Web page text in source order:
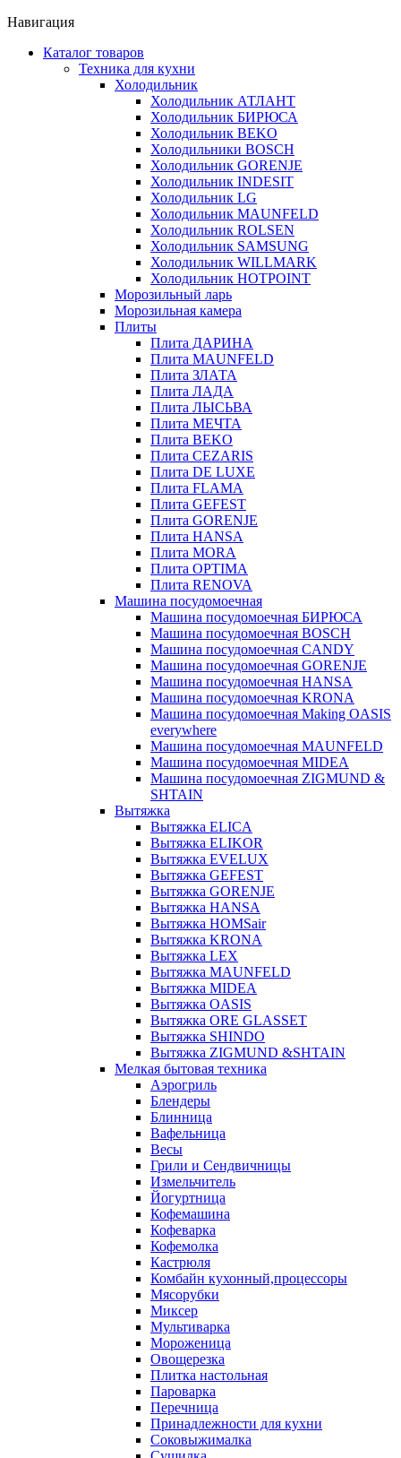
Навигация
Каталог товаров
Техника для кухни
Холодильник
Холодильник АТЛАНТ
Холодильник БИРЮСА
Холодильник BEKO
Холодильники BOSCH
Холодильник GORENJE
Холодильник INDESIT
Холодильник LG
Холодильник MAUNFELD
Холодильник ROLSEN
Холодильник SAMSUNG
Холодильник WILLMARK
Холодильник HOTPOINT
Морозильный ларь
Морозильная камера
Плиты
Плита ДАРИНА
Плита MAUNFELD
Плита ЗЛАТА
Плита ЛАДА
Плита ЛЫСЬВА
Плита МЕЧТА
Плита BEKO
Плита CEZARIS
Плита DE LUXE
Плита FLAMA
Плита GEFEST
Плита GORENJE
Плита HANSA
Плита MORA
Плита OPTIMA
Плита RENOVA
Машина посудомоечная
Машина посудомоечная БИРЮСА
Машина посудомоечная BOSCH
Машина посудомоечная CANDY
Машина посудомоечная GORENJE
Машина посудомоечная HANSA
Машина посудомоечная KRONA
Машина посудомоечная Making OASIS
everywhere
Машина посудомоечная MAUNFELD
Машина посудомоечная MIDEA
Машина посудомоечная ZIGMUND &
SHTAIN
Вытяжка
Вытяжка ELICA
Вытяжка ELIKOR
Вытяжка EVELUX
Вытяжка GEFEST
Вытяжка GORENJE
Вытяжка HANSA
Вытяжка HOMSair
Вытяжка KRONA
Вытяжка LEX
Вытяжка MAUNFELD
Вытяжка MIDEA
Вытяжка OASIS
Вытяжка ORE GLASSET
Вытяжка SHINDO
Вытяжка ZIGMUND &SHTAIN
Мелкая бытовая техника
Аэрогриль
Блендеры
Блинница
Вафельница
Весы
Грили и Сендвичницы
Измельчитель
Йогуртница
Кофемашина
Кофеварка
Кофемолка
Кастрюля
Комбайн кухонный,процессоры
Мясорубки
Миксер
Мультиварка
Мороженица
Овощерезка
Плитка настольная
Пароварка
Перечница
Принадлежности для кухни
Соковыжималка